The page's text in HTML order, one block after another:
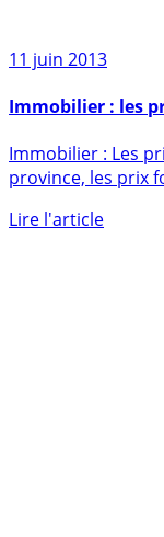
Immobilier : les
Immobilier : Les
province, les prix
grandes (...)